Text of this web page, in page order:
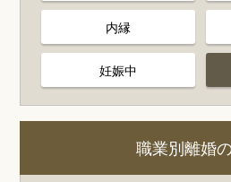
内縁
妊娠中
職業別離婚